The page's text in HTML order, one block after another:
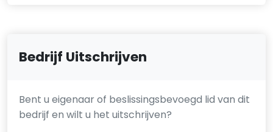
Bedrijf Uitschrijven
Bent u eigenaar of beslissingsbevoegd lid van dit
bedrijf en wilt u het uitschrijven?